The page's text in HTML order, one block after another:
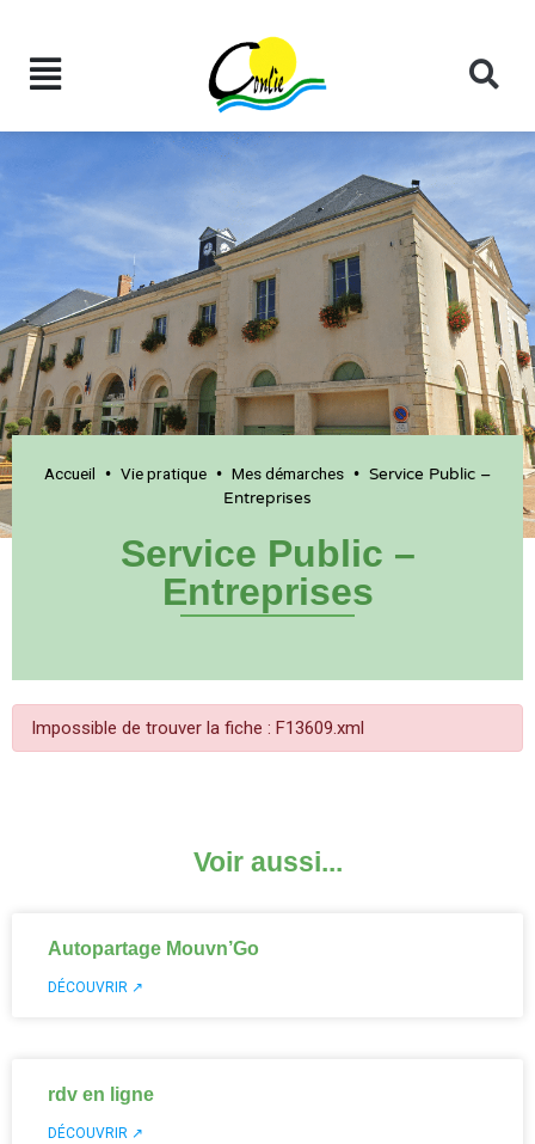
Accueil • Vie pratique • Mes démarches • Service Public –
Entreprises
Service Public –
Entreprises
Impossible de trouver la fiche : F13609.xml
Voir aussi...
Autopartage Mouvn’Go
DÉCOUVRIR ↗
rdv en ligne
DÉCOUVRIR ↗